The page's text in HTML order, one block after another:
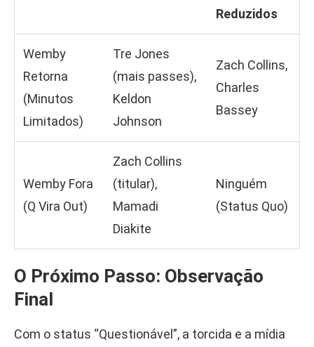
Reduzidos
Wemby
Retorna
(Minutos
Limitados)
Tre Jones
(mais passes),
Keldon
Johnson
Zach Collins,
Charles
Bassey
Wemby Fora
(Q Vira Out)
Zach Collins
(titular),
Mamadi
Diakite
Ninguém
(Status Quo)
O Próximo Passo: Observação
Final
Com o status “Questionável”, a torcida e a mídia